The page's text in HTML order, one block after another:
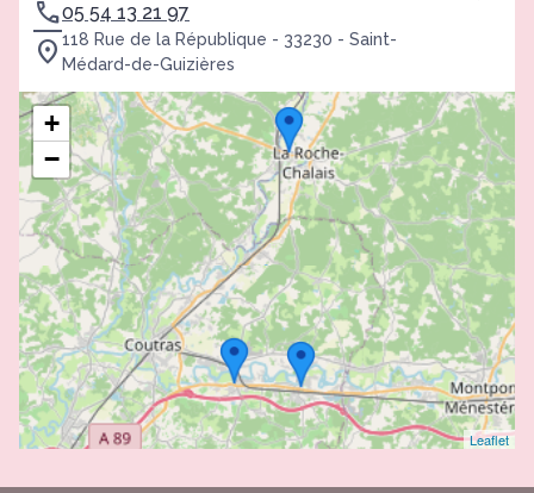
05 54 13 21 97
118 Rue de la République - 33230 - Saint-
Médard-de-Guizières
+
−
Leaflet